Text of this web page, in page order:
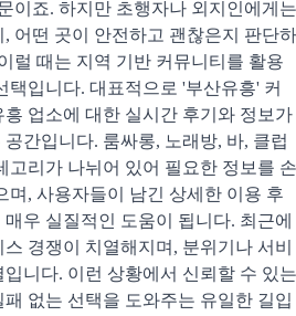
이죠. 하지만 초행자나 외지인에게는
어떤 곳이 안전하고 괜찮은지 판단하
럴 때는 지역 기반 커뮤니티를 활용
택입니다. 대표적으로 '부산유흥' 커
업소에 대한 실시간 후기와 정보가
간입니다. 룸싸롱, 노래방, 바, 클럽
고리가 나뉘어 있어 필요한 정보를 손
며, 사용자들이 남긴 상세한 이용 후
우 실질적인 도움이 됩니다. 최근에
경쟁이 치열해지며, 분위기나 서비
니다. 이런 상황에서 신뢰할 수 있는
없는 선택을 도와주는 유일한 길입